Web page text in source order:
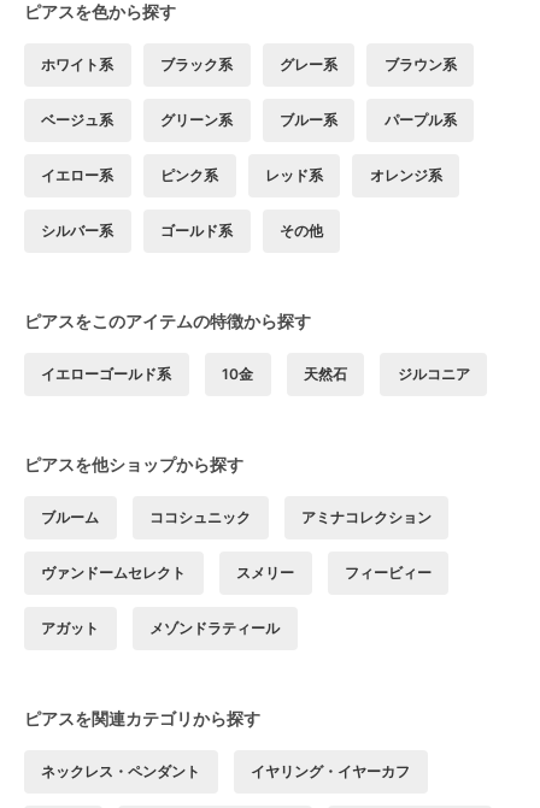
ピアスを色から探す
ホワイト系 ブラック系 グレー系 ブラウン系
ベージュ系 グリーン系 ブルー系 パープル系
イエロー系 ピンク系 レッド系 オレンジ系
シルバー系 ゴールド系 その他
ピアスをこのアイテムの特徴から探す
イエローゴールド系 10金 天然石 ジルコニア
ピアスを他ショップから探す
ブルーム ココシュニック アミナコレクション
ヴァンドームセレクト スメリー フィービィー
アガット メゾンドラティール
ピアスを関連カテゴリから探す
ネックレス・ペンダント イヤリング・イヤーカフ